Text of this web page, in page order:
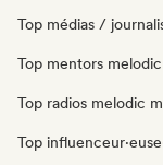
Top médias /
Top mentors
Top radios melodic
Top